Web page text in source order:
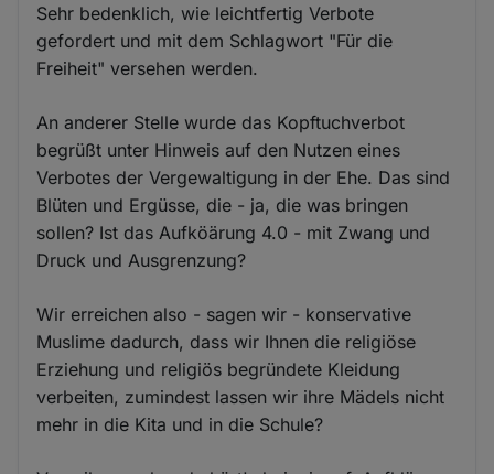
Sehr bedenklich, wie leichtfertig Verbote
gefordert und mit dem Schlagwort "Für die
Freiheit" versehen werden.
An anderer Stelle wurde das Kopftuchverbot
begrüßt unter Hinweis auf den Nutzen eines
Verbotes der Vergewaltigung in der Ehe. Das sind
Blüten und Ergüsse, die - ja, die was bringen
sollen? Ist das Aufköärung 4.0 - mit Zwang und
Druck und Ausgrenzung?
Wir erreichen also - sagen wir - konservative
Muslime dadurch, dass wir Ihnen die religiöse
Erziehung und religiös begründete Kleidung
verbeiten, zumindest lassen wir ihre Mädels nicht
mehr in die Kita und in die Schule?